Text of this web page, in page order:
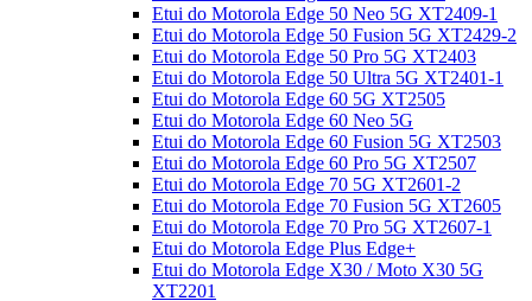
Etui do Motorola Edge 50 Neo 5G XT2409-1
Etui do Motorola Edge 50 Fusion 5G XT2429-2
Etui do Motorola Edge 50 Pro 5G XT2403
Etui do Motorola Edge 50 Ultra 5G XT2401-1
Etui do Motorola Edge 60 5G XT2505
Etui do Motorola Edge 60 Neo 5G
Etui do Motorola Edge 60 Fusion 5G XT2503
Etui do Motorola Edge 60 Pro 5G XT2507
Etui do Motorola Edge 70 5G XT2601-2
Etui do Motorola Edge 70 Fusion 5G XT2605
Etui do Motorola Edge 70 Pro 5G XT2607-1
Etui do Motorola Edge Plus Edge+
Etui do Motorola Edge X30 / Moto X30 5G
XT2201